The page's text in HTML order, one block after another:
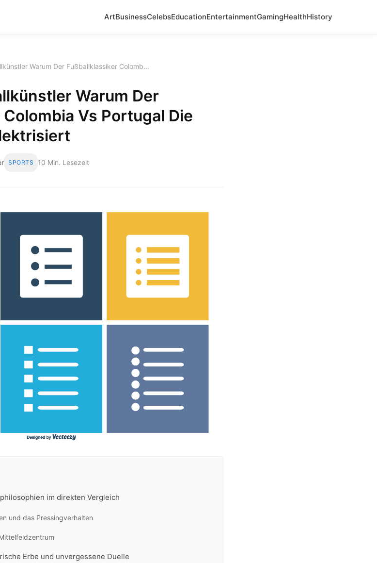
ArtBusinessCelebsEducationEntertainmentGamingHealthHistory
Warum Der Fußballklassiker Colomb...
Warum Der
Vs Portugal Die
SPORTS 10 Min. Lesezeit
im direkten Vergleich
und das Pressingverhalten
Erbe und unvergessene Duelle